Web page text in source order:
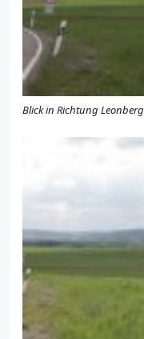
Blick in Richtung Leonberg